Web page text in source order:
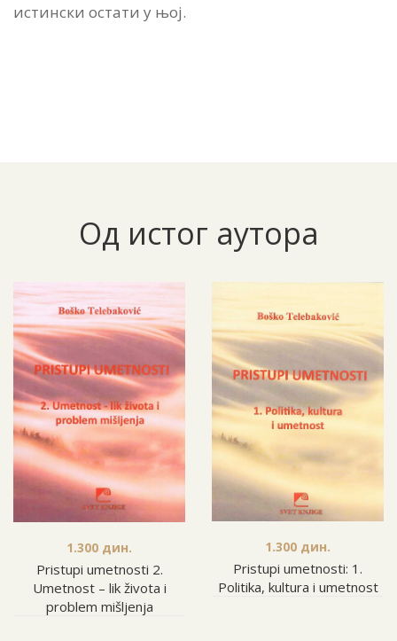
истински остати у њој.
Од истог аутора
Pristupi umetnosti 2.
Umetnost – lik života i
problem mišljenja
1.300 дин.
Pristupi umetnosti: 1.
Politika, kultura i umetnost
1.300 дин.